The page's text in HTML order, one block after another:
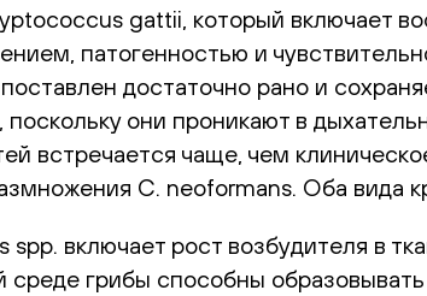
gattii, который включает
патогенностью и
достаточно рано и
они проникают в
встречается чаще, чем
C. neoformans. Оба вида
включает рост возбудителя в
грибы способны